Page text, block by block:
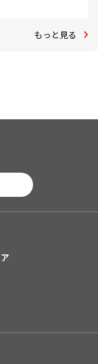
もっと見る